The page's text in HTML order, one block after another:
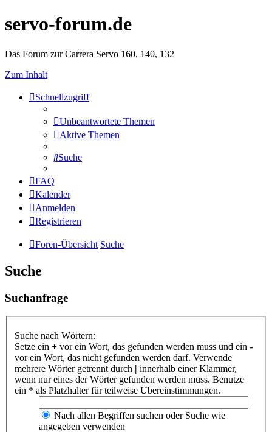
servo-forum.de
Das Forum zur Carrera Servo 160, 140, 132
Zum Inhalt
Schnellzugriff
Unbeantwortete Themen
Aktive Themen
Suche
FAQ
Kalender
Anmelden
Registrieren
Foren-Übersicht Suche
Suche
Suchanfrage
Suche nach Wörtern:
Setze ein + vor ein Wort, das gefunden werden muss und ein -
vor ein Wort, das nicht gefunden werden darf. Verwende
mehrere Wörter getrennt durch | innerhalb einer Klammer,
wenn nur eines der Wörter gefunden werden muss. Benutze
ein * als Platzhalter für teilweise Übereinstimmungen.
Nach allen Begriffen suchen oder Suche wie
angegeben verwenden